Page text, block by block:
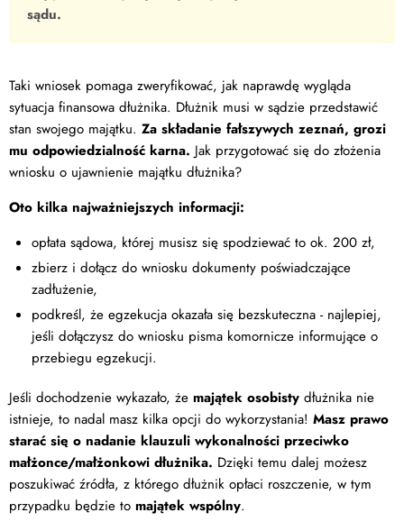
sądu.
Taki wniosek pomaga zweryfikować, jak naprawdę wygląda
sytuacja finansowa dłużnika. Dłużnik musi w sądzie przedstawić
stan swojego majątku. Za składanie fałszywych zeznań, grozi
mu odpowiedzialność karna. Jak przygotować się do złożenia
wniosku o ujawnienie majątku dłużnika?
Oto kilka najważniejszych informacji:
opłata sądowa, której musisz się spodziewać to ok. 200 zł,
zbierz i dołącz do wniosku dokumenty poświadczające
zadłużenie,
podkreśl, że egzekucja okazała się bezskuteczna - najlepiej,
jeśli dołączysz do wniosku pisma komornicze informujące o
przebiegu egzekucji.
Jeśli dochodzenie wykazało, że majątek osobisty dłużnika nie
istnieje, to nadal masz kilka opcji do wykorzystania! Masz prawo
starać się o nadanie klauzuli wykonalności przeciwko
małżonce/małżonkowi dłużnika. Dzięki temu dalej możesz
poszukiwać źródła, z którego dłużnik opłaci roszczenie, w tym
przypadku będzie to majątek wspólny.